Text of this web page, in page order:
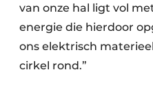
van onze hal ligt vol
energie die hierdoor
ons elektrisch
cirkel rond.”